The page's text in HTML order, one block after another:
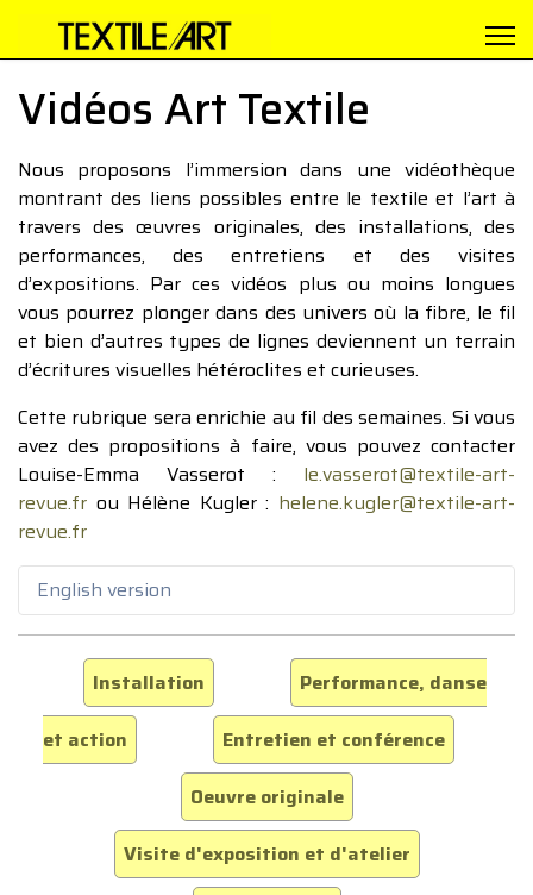
Vidéos Art Textile
Nous proposons l’immersion dans une vidéothèque
montrant des liens possibles entre le textile et l’art à
travers des œuvres originales, des installations, des
performances, des entretiens et des visites
d’expositions. Par ces vidéos plus ou moins longues
vous pourrez plonger dans des univers où la fibre, le fil
et bien d’autres types de lignes deviennent un terrain
d’écritures visuelles hétéroclites et curieuses.
Cette rubrique sera enrichie au fil des semaines. Si vous
avez des propositions à faire, vous pouvez contacter
Louise-Emma Vasserot : le.vasserot@textile-art-
revue.fr ou Hélène Kugler : helene.kugler@textile-art-
revue.fr
English version
Installation
Performance, danse
et action
Entretien et conférence
Oeuvre originale
Visite d'exposition et d'atelier